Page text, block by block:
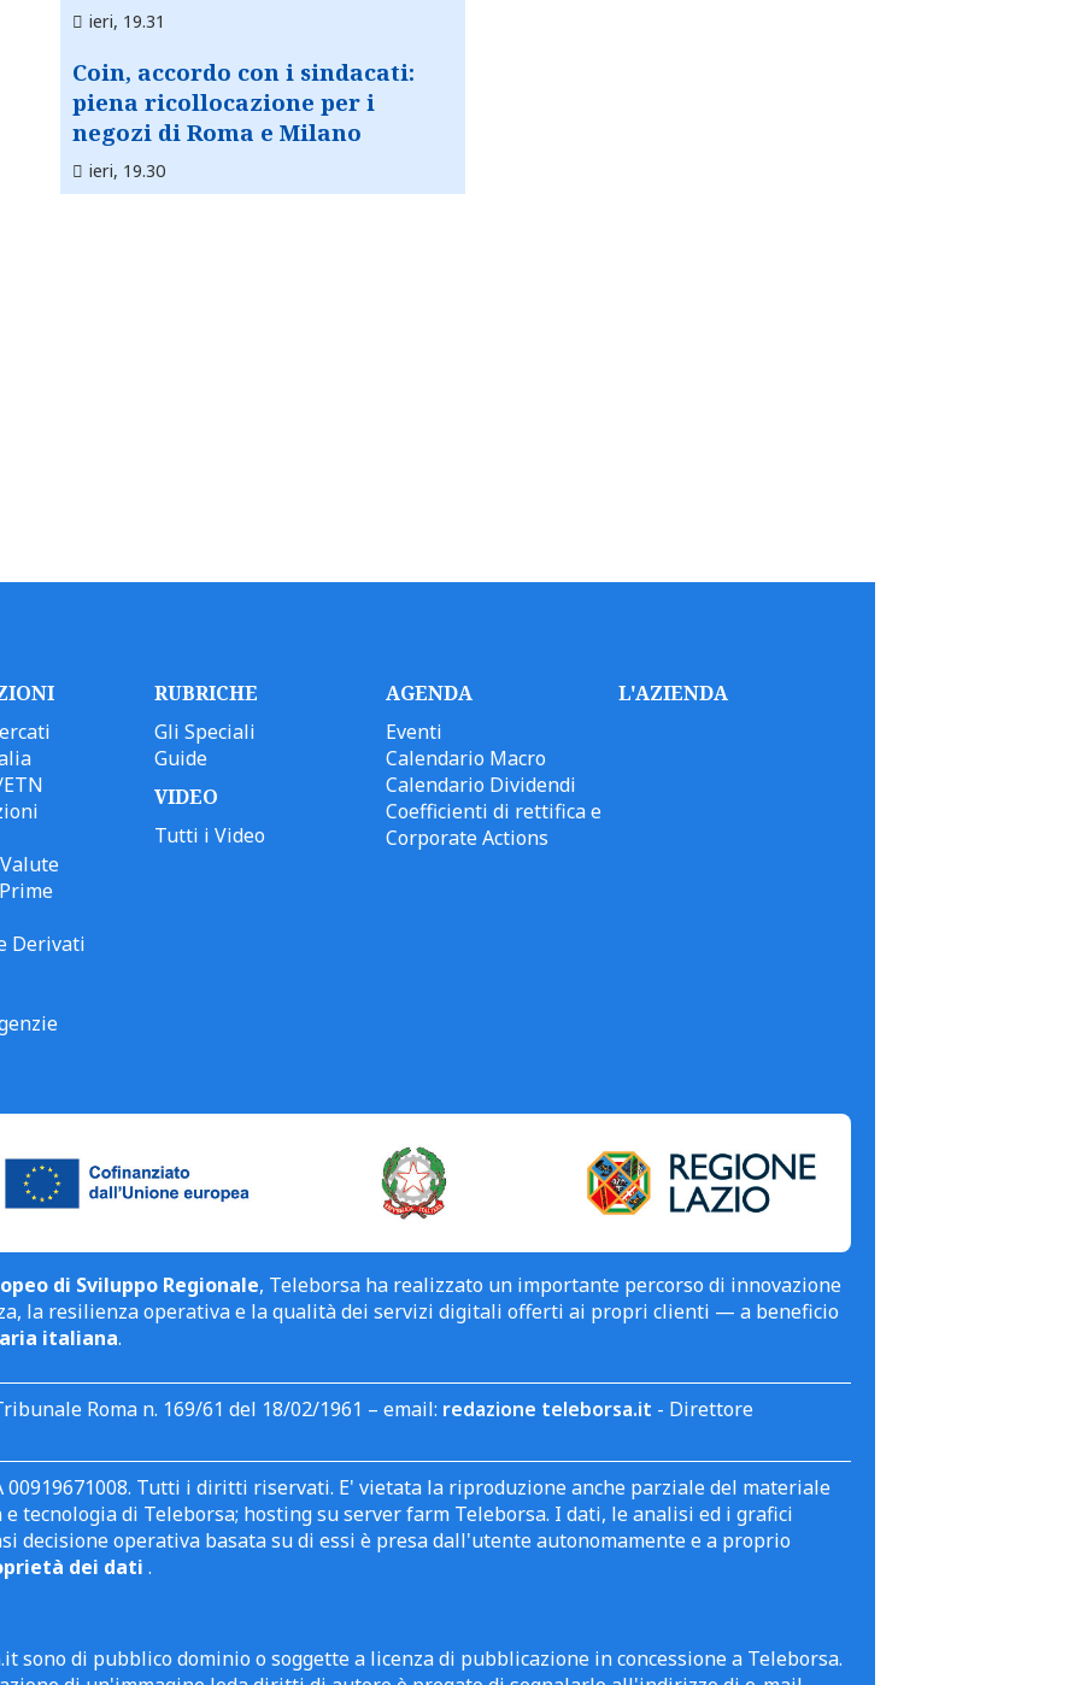
ieri, 19.31
Coin, accordo con i sindacati:
piena ricollocazione per i
negozi di Roma e Milano
ieri, 19.30
Derivati
RUBRICHE
Gli Speciali
Guide
VIDEO
Tutti i Video
AGENDA
Eventi
Calendario Macro
Calendario Dividendi
Coefficienti di rettifica e
Corporate Actions
L'AZIENDA
di Sviluppo Regionale, Teleborsa ha realizzato un importante percorso di innovazione
la resilienza operativa e la qualità dei servizi digitali offerti ai propri clienti — a beneficio
italiana.
Roma n. 169/61 del 18/02/1961 – email: redazione teleborsa.it - Direttore
00919671008. Tutti i diritti riservati. E' vietata la riproduzione anche parziale del materiale
tecnologia di Teleborsa; hosting su server farm Teleborsa. I dati, le analisi ed i grafici
decisione operativa basata su di essi è presa dall'utente autonomamente e a proprio
dei dati .
sono di pubblico dominio o soggette a licenza di pubblicazione in concessione a Teleborsa.